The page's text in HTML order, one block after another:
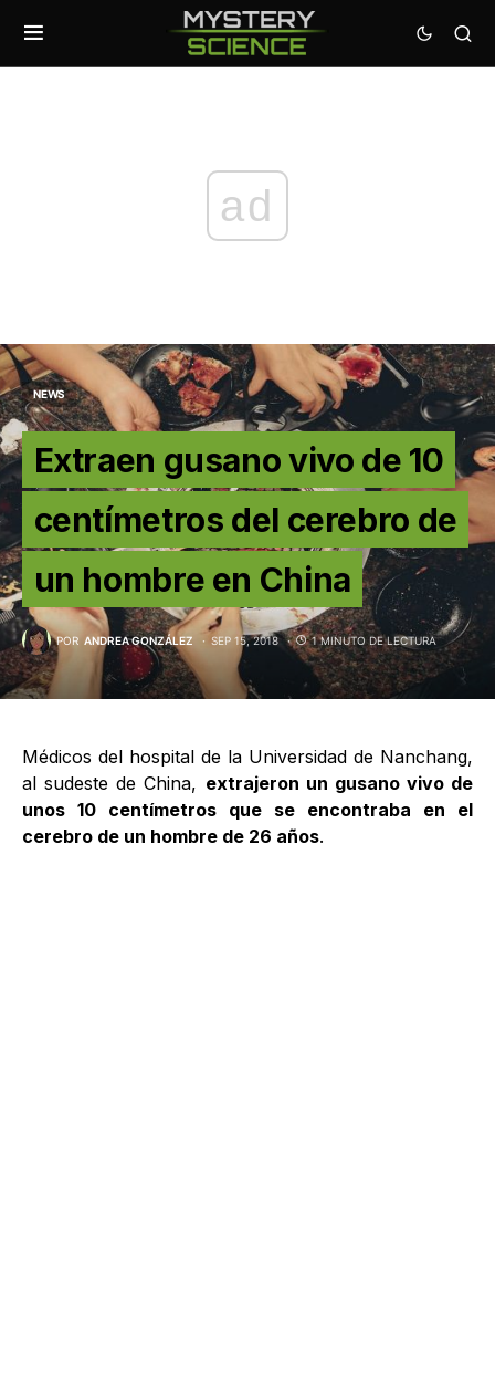
ad
NEWS
Extraen gusano vivo de 10
centímetros del cerebro de
un hombre en China
POR ANDREA GONZÁLEZ SEP 15, 2018 1 MINUTO DE LECTURA
Médicos del hospital de la Universidad de Nanchang,
al sudeste de China, extrajeron un gusano vivo de
unos 10 centímetros que se encontraba en el
cerebro de un hombre de 26 años.